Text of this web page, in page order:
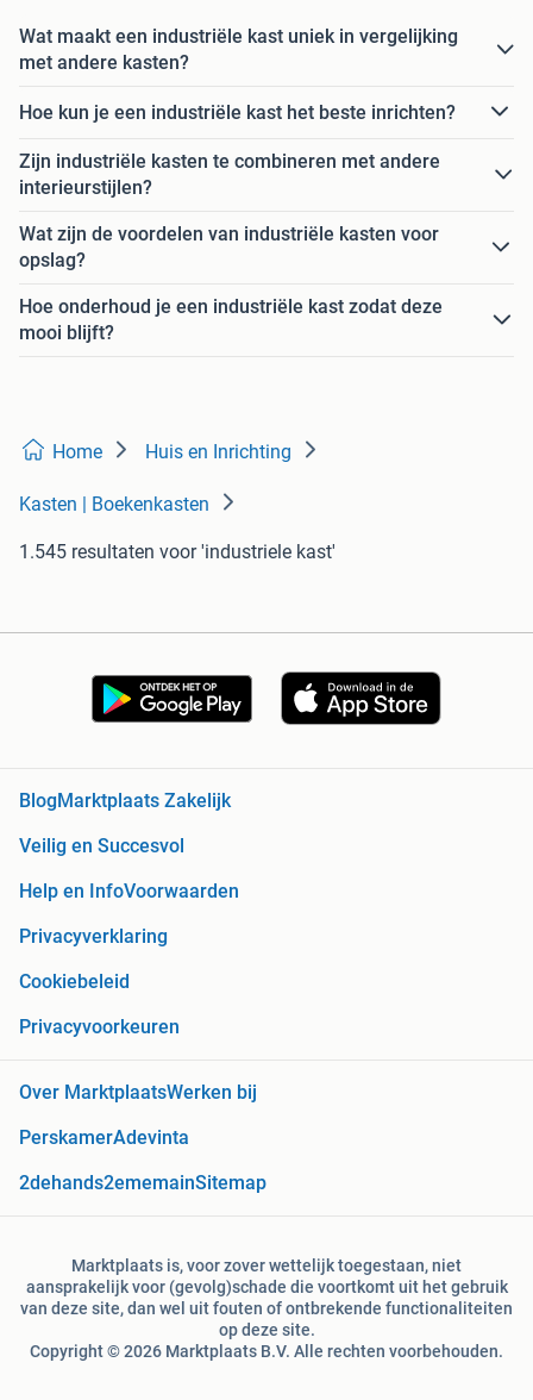
Wat maakt een industriële kast uniek in vergelijking
met andere kasten?
Hoe kun je een industriële kast het beste inrichten?
Zijn industriële kasten te combineren met andere
interieurstijlen?
Wat zijn de voordelen van industriële kasten voor
opslag?
Hoe onderhoud je een industriële kast zodat deze
mooi blijft?
Home Huis en Inrichting
Kasten | Boekenkasten
1.545 resultaten voor 'industriele kast'
Blog Marktplaats Zakelijk
Veilig en Succesvol
Help en InfoVoorwaarden
Privacyverklaring
Cookiebeleid
Privacyvoorkeuren
Over MarktplaatsWerken bij
PerskamerAdevinta
2dehands2ememainSitemap
Marktplaats is, voor zover wettelijk toegestaan, niet
aansprakelijk voor (gevolg)schade die voortkomt uit het gebruik
van deze site, dan wel uit fouten of ontbrekende functionaliteiten
op deze site.
Copyright © 2026 Marktplaats B.V. Alle rechten voorbehouden.